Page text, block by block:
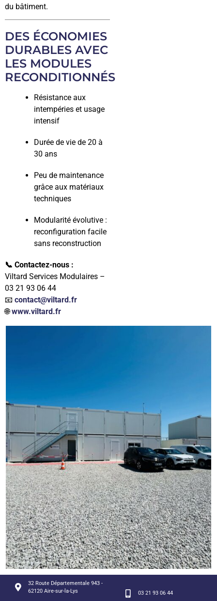
du bâtiment.
DES ÉCONOMIES
DURABLES AVEC
LES MODULES
RECONDITIONNÉS
Résistance aux
intempéries et usage
intensif
Durée de vie de 20 à
30 ans
Peu de maintenance
grâce aux matériaux
techniques
Modularité évolutive :
reconfiguration facile
sans reconstruction
📞 Contactez-nous :
Viltard Services Modulaires –
03 21 93 06 44
📧 contact@viltard.fr
🌐www.viltard.fr
32 Route Départementale 943 -
62120 Aire-sur-la-Lys
03 21 93 06 44